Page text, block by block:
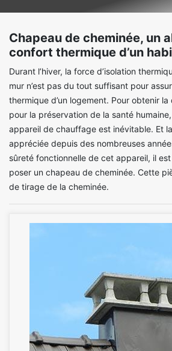
Chapeau de cheminée, un
confort thermique d’un
Durant l’hiver, la force d’isolation
mur n’est pas du tout suffisant pour
thermique d’un logement. Pour obtenir
pour la préservation de la santé humaine,
appareil de chauffage est inévitable. Et
appréciée depuis des nombreuses
sûreté fonctionnelle de cet appareil, il
poser un chapeau de cheminée. Cette
de tirage de la cheminée.